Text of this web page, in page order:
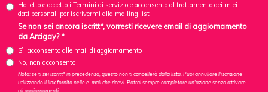
Ho letto e accetto i Termini di servizio e acconsento al trattamento dei miei
dati personali per iscrivermi alla mailing list
Se non sei ancora iscritt*, vorresti ricevere email di aggiornamento
da Arcigay? *
Sì, acconsento alle mail di aggiornamento
No, non acconsento
Nota: se ti sei iscritt* in precedenza, questo non ti cancellerà dalla lista. Puoi annullare l'iscrizione
utilizzando il link fornito nelle e-mail che ricevi. Potrai sempre completare un'azione senza attivare
gli aggiornamenti.